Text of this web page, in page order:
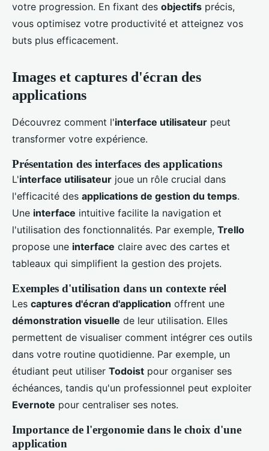
votre progression. En fixant des objectifs précis,
vous optimisez votre productivité et atteignez vos
buts plus efficacement.
Images et captures d'écran des
applications
Découvrez comment l'interface utilisateur peut
transformer votre expérience.
Présentation des interfaces des applications
L'interface utilisateur joue un rôle crucial dans
l'efficacité des applications de gestion du temps.
Une interface intuitive facilite la navigation et
l'utilisation des fonctionnalités. Par exemple, Trello
propose une interface claire avec des cartes et
tableaux qui simplifient la gestion des projets.
Exemples d'utilisation dans un contexte réel
Les captures d'écran d'application offrent une
démonstration visuelle de leur utilisation. Elles
permettent de visualiser comment intégrer ces outils
dans votre routine quotidienne. Par exemple, un
étudiant peut utiliser Todoist pour organiser ses
échéances, tandis qu'un professionnel peut exploiter
Evernote pour centraliser ses notes.
Importance de l'ergonomie dans le choix d'une
application